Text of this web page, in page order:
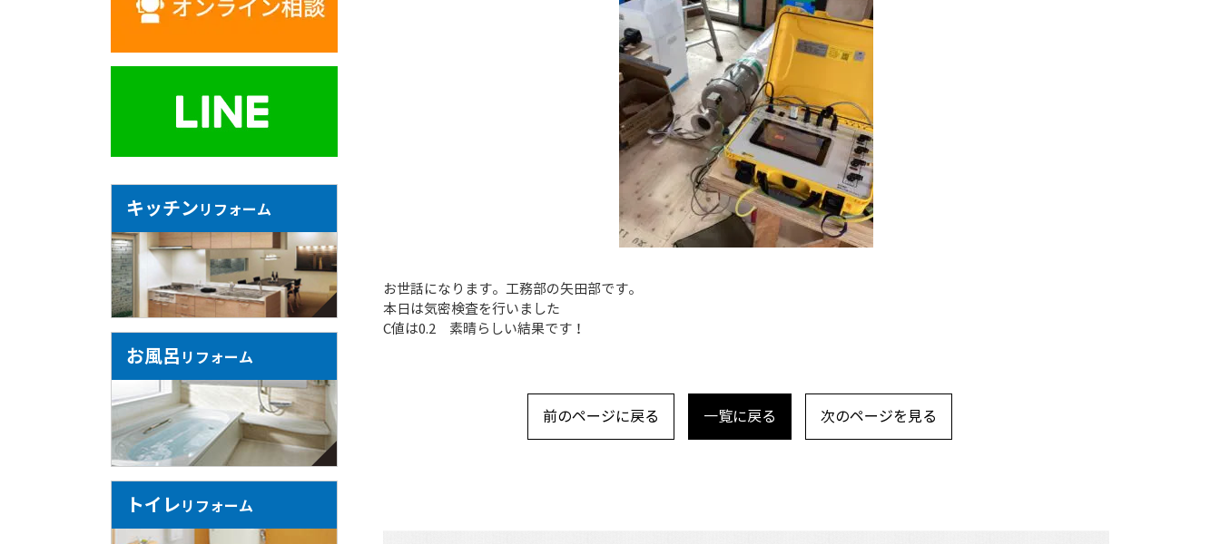
お世話になります。工務部の矢田部です。
本日は気密検査を行いました
C値は0.2 素晴らしい結果です！
前のページに戻る 一覧に戻る 次のページを見る
キッチンリフォーム
お風呂 リフォーム
トイレリフォーム